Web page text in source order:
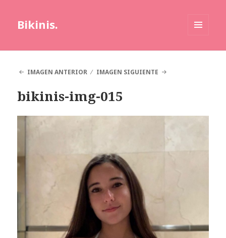
Bikinis.
IMAGEN ANTERIOR
IMAGEN SIGUIENTE
bikinis-img-015